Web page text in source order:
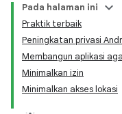
Pada halaman ini
Praktik terbaik
Peningkatan privasi
Membangun aplikasi
Minimalkan izin
Minimalkan akses lokasi